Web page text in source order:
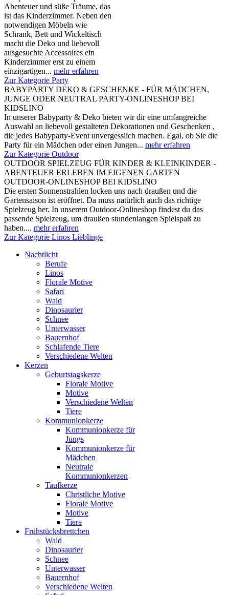
Abenteuer und süße Träume, das
ist das Kinderzimmer. Neben den
notwendigen Möbeln wie
Schrank, Bett und Wickeltisch
macht die Deko und liebevoll
ausgesuchte Accessoires ein
Kinderzimmer erst zu einem
einzigartigen... mehr erfahren
Zur Kategorie Party
BABYPARTY DEKO & GESCHENKE - FÜR MÄDCHEN,
JUNGE ODER NEUTRAL PARTY-ONLINESHOP BEI
KIDSLINO
In unserer Babyparty & Deko bieten wir dir eine umfangreiche
Auswahl an liebevoll gestalteten Dekorationen und Geschenken ,
die jedes Babyparty-Event unvergesslich machen. Egal, ob Sie die
Party für ein Mädchen oder einen Jungen... mehr erfahren
Zur Kategorie Outdoor
OUTDOOR SPIELZEUG FÜR KINDER & KLEINKINDER -
ABENTEUER ERLEBEN IM EIGENEN GARTEN
OUTDOOR-ONLINESHOP BEI KIDSLINO
Die ersten Sonnenstrahlen locken uns nach draußen und die
Gartensaison ist eröffnet. Da muss natürlich auch das richtige
Spielzeug her. In unserem Outdoor-Onlineshop findest du das
passende Spielzeug, um draußen stundenlangen Spielspaß zu
haben.... mehr erfahren
Zur Kategorie Linos Lieblinge
Nachtlicht
Berufe
Linos
Florale Motive
Safari
Wald
Dinosaurier
Schnee
Unterwasser
Bauernhof
Schlafende Tiere
Verschiedene Welten
Kerzen
Geburtstagskerze
Florale Motive
Motive
Verschiedene Welten
Tiere
Kommunionkerze
Kommunionkerze für
Jungs
Kommunionkerze für
Mädchen
Neutrale
Kommunionkerzen
Taufkerze
Christliche Motive
Florale Motive
Motive
Tiere
Frühstücksbrettchen
Wald
Dinosaurier
Schnee
Unterwasser
Bauernhof
Verschiedene Welten